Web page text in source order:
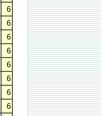
6
6
6
6
6
6
6
6